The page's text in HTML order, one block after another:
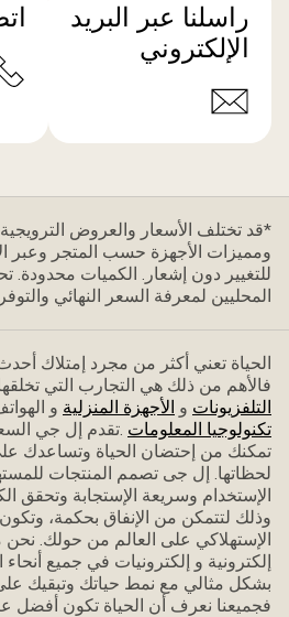
راسلنا عبر البريد
الإلكتروني
*قد تختلف الأسعار والعروض
ومميزات الأجهزة حسب المتجر وعبر
للتغيير دون إشعار. الكميات محدودة.
المحليين لمعرفة السعر النهائي
الحياة تعني أكثر من مجرد إمتلاك أحدث
فاﻷهم من ذلك هي التجارب التي
التلفزيونات و الأجهزة المنزلية و
تكنولوجيا المعلومات .تقدم إل جي
تمكنك من إحتضان الحياة وتساعدك
لحظاتها. إل جى تصمم المنتجات
الإستخدام وسريعة الإستجابة وتحقق
وذلك لتتمكن من الإنفاق بحكمة،
الإستهلاكي على العالم من حولك. نحن
إلكترونية و إلكترونيات في جميع
بشكل مثالي مع نمط حياتك وتبقيك
فجميعنا نعرف أن الحياة تكون أفضل